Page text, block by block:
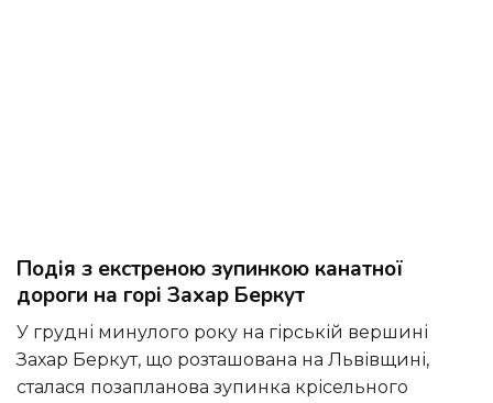
Подія з екстреною зупинкою канатної
дороги на горі Захар Беркут
У грудні минулого року на гірській вершині
Захар Беркут, що розташована на Львівщині,
сталася позапланова зупинка крісельного